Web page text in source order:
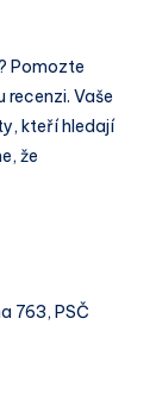
Pomozte
Vaše
kteří hledají
že
763, PSČ